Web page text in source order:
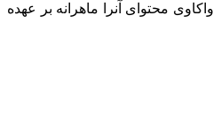
محتوای آنرا ماهرانه بر عهده